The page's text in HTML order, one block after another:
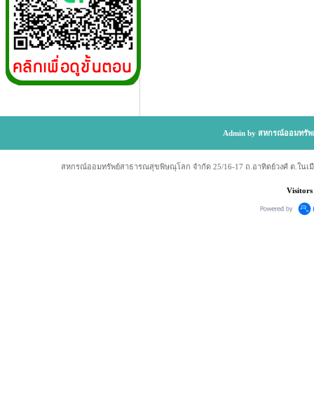
Admin by สหกรณ์ออมทรั
สหกรณ์ออมทรัพย์สาธารณสุขพิษณุโลก จำกัด 25/16-17 ถ.อาทิตย์วงศ์ ต.ในเ
Visitors